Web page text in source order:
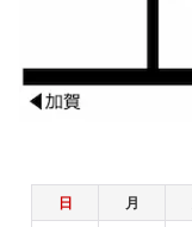
日 月